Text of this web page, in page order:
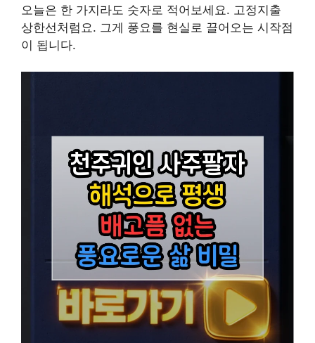
오늘은 한 가지라도 숫자로 적어보세요. 고정지출
상한선처럼요. 그게 풍요를 현실로 끌어오는 시작점
이 됩니다.